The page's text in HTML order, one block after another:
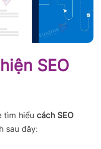
SEO
tìm hiểu cách SEO
sau đây: